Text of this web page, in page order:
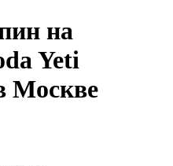
на
Yeti
Москве